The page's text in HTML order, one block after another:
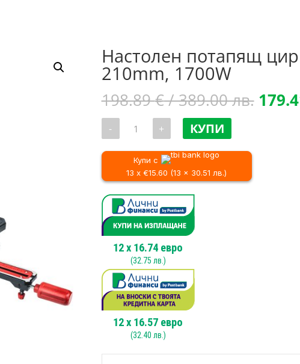
Настолен потапящ
210mm, 1700W
198.89€/ 389.00 лв.
- количество
Настолен
потапящ
циркуляр
RAIDER
RD-
210mm,
1700W
+ КУПИ
Купи с
13 x €15.60 (13 x 30.51 лв.)
12x 16.74 евро
(32.75 лв.)
12x 16.57 евро
(32.40 лв.)